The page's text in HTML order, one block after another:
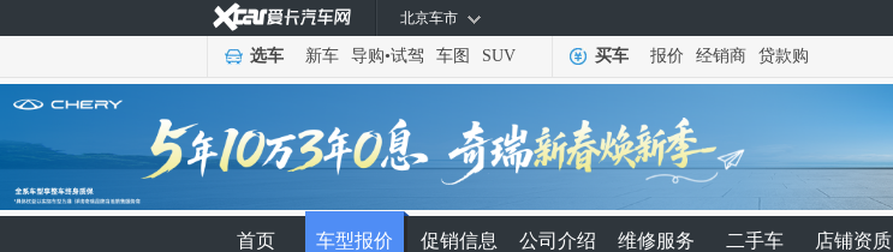
北京车市
选车 新车 导购•试驾 车图 SUV 买车 报价 经销商 贷款购
首页 车型报价 促销信息 公司介绍 维修服务 二手车 店铺资质